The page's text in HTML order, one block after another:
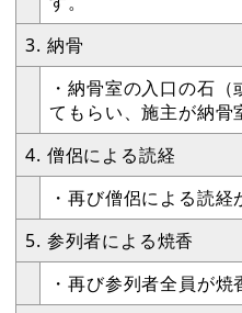
3. 納骨
・納骨室の入口の石
てもらい、施主が納骨
4. 僧侶による読経
・再び僧侶による読経
5. 参列者による焼香
・再び参列者全員が焼